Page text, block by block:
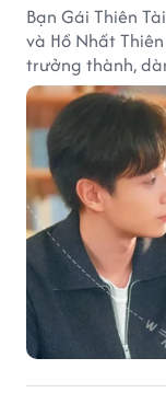
Bạn Gái Thiên
và Hồ Nhất
trưởng thành,